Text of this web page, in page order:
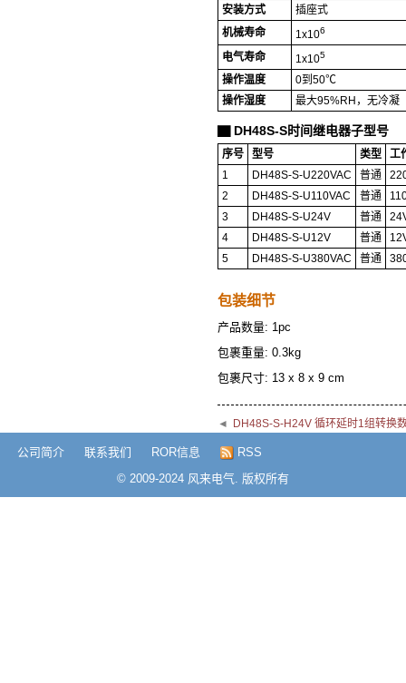
安装方式
插座式
机械寿命
1x106
电气寿命 1x105
操作温度
0到50℃
操作湿度
最大95%RH，无冷凝
DH48S-S时间继电器子型号
序号 型号 类型
工
1
DH48S-S-U220VAC 普通
2
DH48S-S-U110VAC 普通
3
DH48S-S-U24V 普通
4
DH48S-S-U12V 普通
5
DH48S-S-U380VAC 普通
包装细节
产品数量: 1pc
包裹重量: 0.3kg
包裹尺寸: 13 x 8 x 9 cm
◄ DH48S-S-H24V 循环延时1组转换
公司简介 联系我们 ROR信息
RSS
© 2009-2024 风来电气. 版权所有